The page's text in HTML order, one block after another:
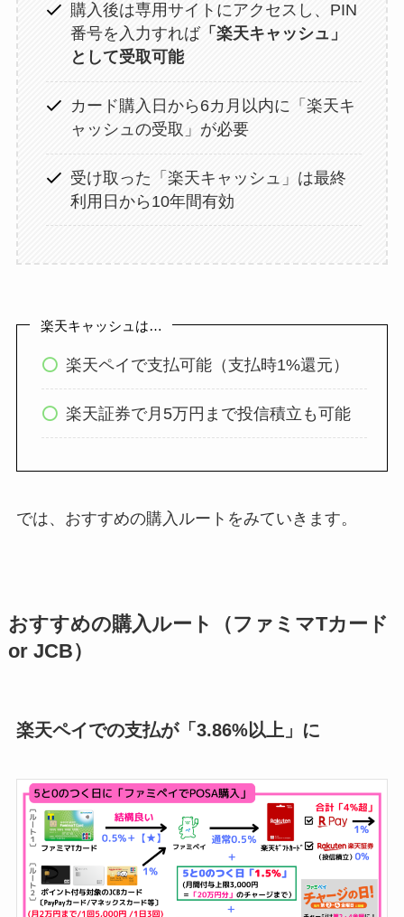
購入後は専用サイトにアクセスし、PIN
番号を入力すれば「楽天キャッシュ」
として受取可能
カード購入日から6カ月以内に「楽天キ
ャッシュの受取」が必要
受け取った「楽天キャッシュ」は最終
利用日から10年間有効
楽天キャッシュは…
楽天ペイで支払可能（支払時1%還元）
楽天証券で月5万円まで投信積立も可能
では、おすすめの購入ルートをみていきます。
おすすめの購入ルート（ファミマTカード
or JCB）
楽天ペイでの支払が「3.86%以上」に